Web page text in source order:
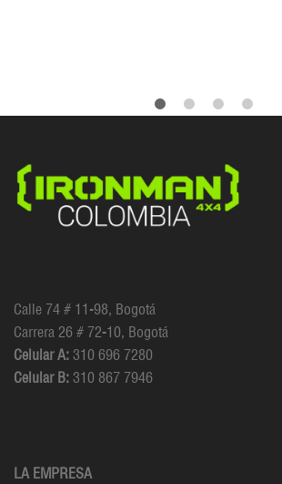
Calle 74 # 11-98, Bogotá
Carrera 26 # 72-10, Bogotá
Celular A: 310 696 7280
Celular B: 310 867 7946
LA EMPRESA